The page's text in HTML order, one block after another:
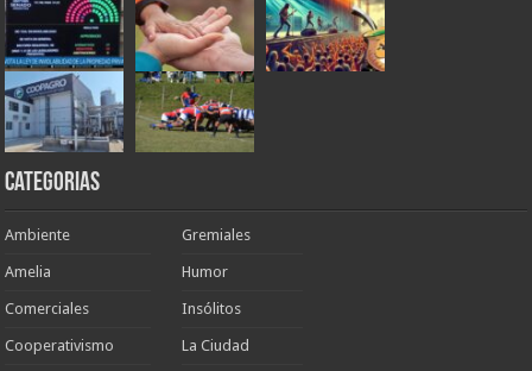
Categorias
Ambiente
Amelia
Comerciales
Cooperativismo
Gremiales
Humor
Insólitos
La Ciudad